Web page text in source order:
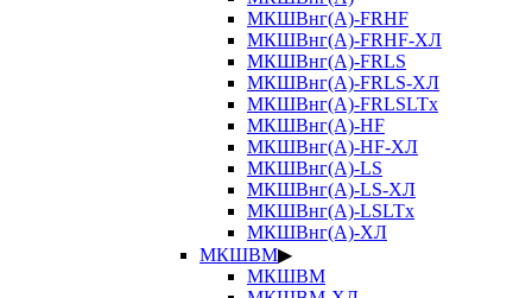
МКШВнг(А)-FRHF
МКШВнг(А)-FRHF-ХЛ
МКШВнг(А)-FRLS
МКШВнг(А)-FRLS-ХЛ
МКШВнг(А)-FRLSLTx
МКШВнг(А)-HF
МКШВнг(А)-HF-ХЛ
МКШВнг(А)-LS
МКШВнг(А)-LS-ХЛ
МКШВнг(А)-LSLTx
МКШВнг(А)-ХЛ
МКШВМ▶
МКШВМ